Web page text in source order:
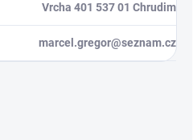
Vrcha 401 537 01 Chrudim
marcel.gregor@seznam.cz